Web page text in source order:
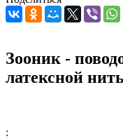
Зооник -
латексной
: